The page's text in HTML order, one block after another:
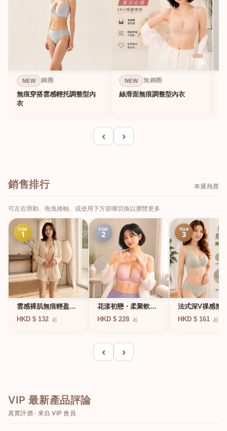
NEW 鋼圈
無痕穿搭雲感輕托調整型內
衣
NEW 無鋼圈
絲滑面無痕調整型內衣
‹ ›
銷售排行 本週熱賣
可左右滑動、拖曳捲軸、或使用下方箭嘴切換以瀏覽更多
TOP
1
雲感裸肌無痕輕盈無
鋼圈內衣
HKD $ 132 起
TOP
2
花漾初戀・柔聚軟鋼
圈蕾絲內衣
HKD $ 228 起
TOP
3
法式深V祼感無
凍軟支撐條無鋼
HKD $ 161 起
‹ ›
VIP 最新產品評論
真實評價 · 來自 VIP 會員